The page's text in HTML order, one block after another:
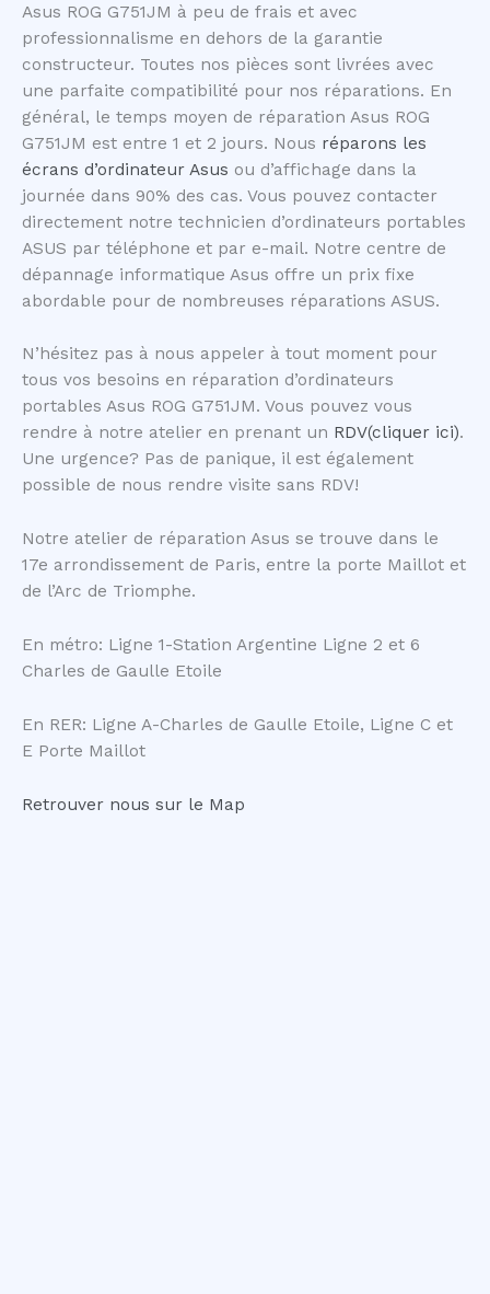
Asus ROG G751JM à peu de frais et avec
professionnalisme en dehors de la garantie
constructeur. Toutes nos pièces sont livrées avec
une parfaite compatibilité pour nos réparations. En
général, le temps moyen de réparation Asus ROG
G751JM est entre 1 et 2 jours. Nous réparons les
écrans d’ordinateur Asus ou d’affichage dans la
journée dans 90% des cas. Vous pouvez contacter
directement notre technicien d’ordinateurs portables
ASUS par téléphone et par e-mail. Notre centre de
dépannage informatique Asus offre un prix fixe
abordable pour de nombreuses réparations ASUS.
N’hésitez pas à nous appeler à tout moment pour
tous vos besoins en réparation d’ordinateurs
portables Asus ROG G751JM. Vous pouvez vous
rendre à notre atelier en prenant un RDV(cliquer ici).
Une urgence? Pas de panique, il est également
possible de nous rendre visite sans RDV!
Notre atelier de réparation Asus se trouve dans le
17e arrondissement de Paris, entre la porte Maillot et
de l’Arc de Triomphe.
En métro: Ligne 1-Station Argentine Ligne 2 et 6
Charles de Gaulle Etoile
En RER: Ligne A-Charles de Gaulle Etoile, Ligne C et
E Porte Maillot
Retrouver nous sur le Map